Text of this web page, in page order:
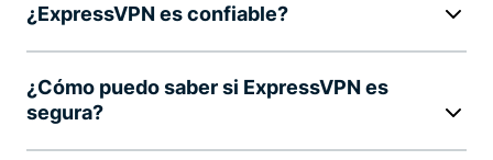
¿ExpressVPN es confiable?
¿Cómo puedo saber si ExpressVPN es
segura?